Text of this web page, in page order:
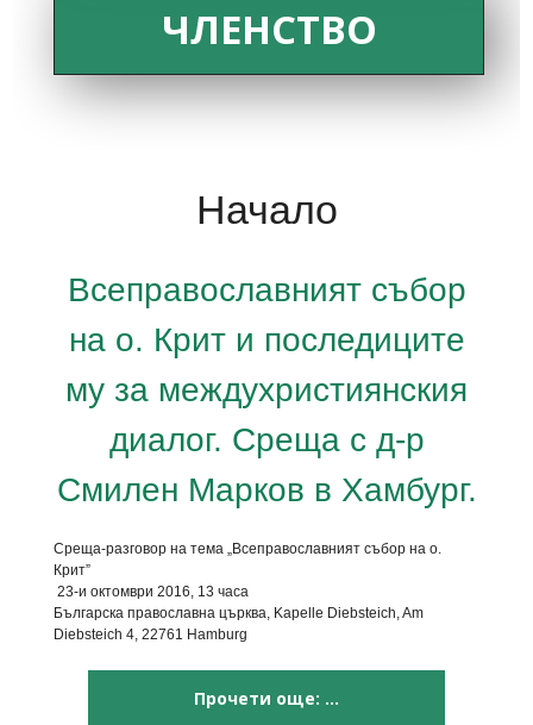
ЧЛЕНСТВО
Начало
Всеправославният събор
на о. Крит и последиците
му за междухристиянския
диалог. Среща с д-р
Смилен Марков в Хамбург.
Среща-разговор на тема „Всеправославният събор на о.
Крит”
23-и октомври 2016, 13 часа
Българска православна църква, Kapelle Diebsteich, Am
Diebsteich 4, 22761 Hamburg
Прочети още: ...